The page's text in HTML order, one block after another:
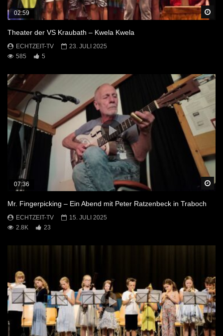
02:59
Theater der VS Kraubath – Kwela Kwela
ECHTZEIT-TV
23. JULI 2025
585
5
07:36
Mr. Fingerpicking – Ein Abend mit Peter Ratzenbeck in Traboch
ECHTZEIT-TV
15. JULI 2025
2.8K
23